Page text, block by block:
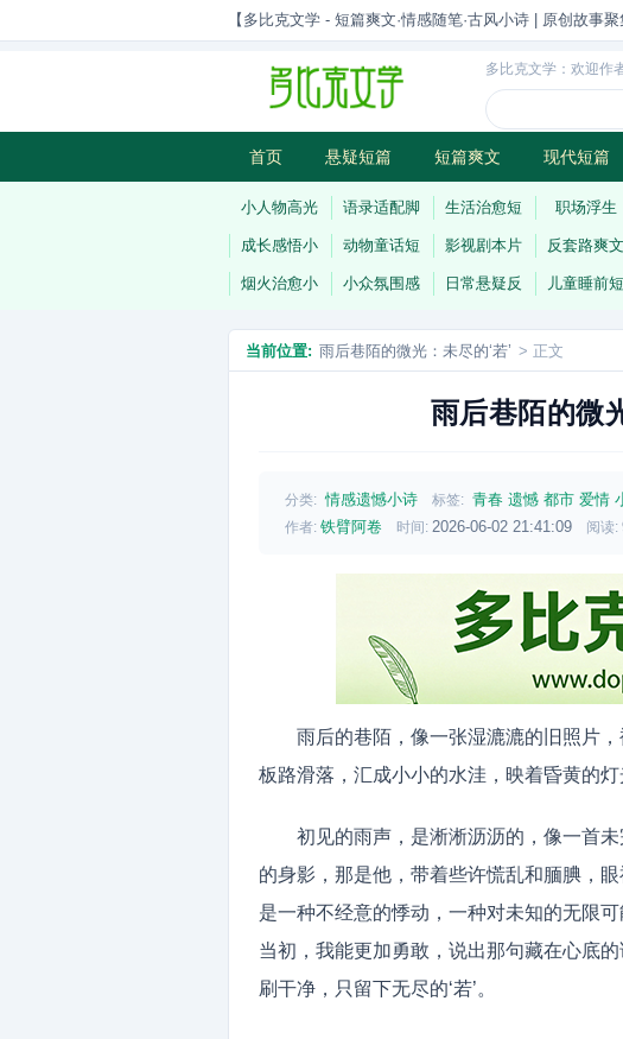
【多比克文学 - 短篇爽文·情感随笔·古风小诗 | 原创故事聚
多比克文学：欢迎作
首页 悬疑短篇 短篇爽文 现代短篇
古风小诗 科幻短篇 现代小诗 连载
小人物高光 语录适配脚 生活治愈短 职场浮生
成长感悟小 动物童话短 影视剧本片 反套路爽文
烟火治愈小 小众氛围感 日常悬疑反 儿童睡前短
当前位置: 雨后巷陌的微光：未尽的‘若’ > 正文
雨后巷陌的微
分类: 情感遗憾小诗 标签: 青春 遗憾 都市 爱情
作者: 铁臂阿卷 时间: 2026-06-02 21:41:09 阅读:
雨后的巷陌，像一张湿漉漉的旧照片
板路滑落，汇成小小的水洼，映着昏黄的灯
初见的雨声，是淅淅沥沥的，像一首
的身影，那是他，带着些许慌乱和腼腆，
是一种不经意的悸动，一种对未知的无限
当初，我能更加勇敢，说出那句藏在心底
刷干净，只留下无尽的‘若’。